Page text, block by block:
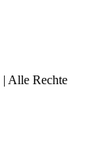
Alle Rechte